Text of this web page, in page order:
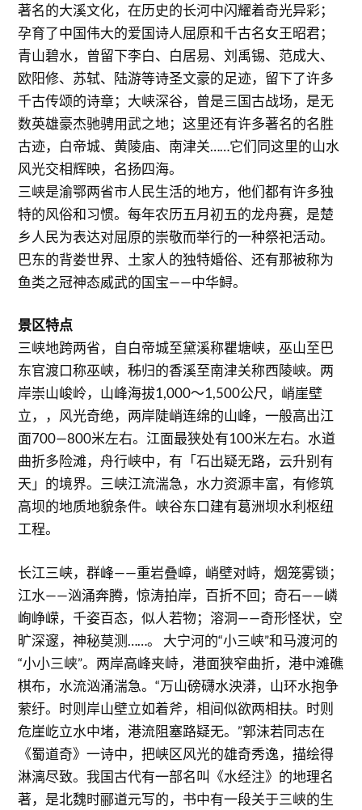
著名的大溪文化，在历史的长河中闪耀着奇光异彩；
孕育了中国伟大的爱国诗人屈原和千古名女王昭君；
青山碧水，曾留下李白、白居易、刘禹锡、范成大、
欧阳修、苏轼、陆游等诗圣文豪的足迹，留下了许多
千古传颂的诗章；大峡深谷，曾是三国古战场，是无
数英雄豪杰驰骋用武之地；这里还有许多著名的名胜
古迹，白帝城、黄陵庙、南津关……它们同这里的山水
风光交相辉映，名扬四海。
三峡是渝鄂两省市人民生活的地方，他们都有许多独
特的风俗和习惯。每年农历五月初五的龙舟赛，是楚
乡人民为表达对屈原的崇敬而举行的一种祭祀活动。
巴东的背娄世界、土家人的独特婚俗、还有那被称为
鱼类之冠神态威武的国宝——中华鲟。
景区特点
三峡地跨两省，自白帝城至黛溪称瞿塘峡，巫山至巴
东官渡口称巫峡，秭归的香溪至南津关称西陵峡。两
岸崇山峻岭，山峰海拔1,000～1,500公尺，峭崖壁
立，，风光奇绝，两岸陡峭连绵的山峰，一般高出江
面700—800米左右。江面最狭处有100米左右。水道
曲折多险滩，舟行峡中，有「石出疑无路，云升别有
天」的境界。三峡江流湍急，水力资源丰富，有修筑
高坝的地质地貌条件。峡谷东口建有葛洲坝水利枢纽
工程。
长江三峡，群峰——重岩叠嶂，峭壁对峙，烟笼雾锁；
江水——汹涌奔腾，惊涛拍岸，百折不回；奇石——嶙
峋峥嵘，千姿百态，似人若物；溶洞——奇形怪状，空
旷深邃，神秘莫测……。 大宁河的“小三峡”和马渡河的
“小小三峡”。两岸高峰夹峙，港面狭窄曲折，港中滩礁
棋布，水流汹涌湍急。“万山磅礴水泱漭，山环水抱争
萦纡。时则岸山壁立如着斧，相间似欲两相扶。时则
危崖屹立水中堵，港流阻塞路疑无。”郭沫若同志在
《蜀道奇》一诗中，把峡区风光的雄奇秀逸，描绘得
淋漓尽致。我国古代有一部名叫《水经注》的地理名
著，是北魏时郦道元写的，书中有一段关于三峡的生